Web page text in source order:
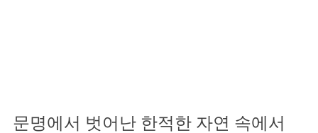
문명에서 벗어난 한적한 자연 속에서